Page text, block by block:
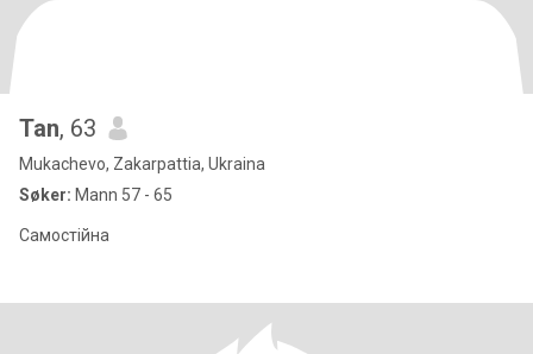
Tan, 63
Mukachevo, Zakarpattia, Ukraina
Søker: Mann 57 - 65
Самостійна